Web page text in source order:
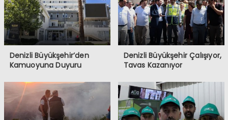
Denizli Büyükşehir’den
Kamuoyuna Duyuru
Denizli Büyükşehir Çalışıyor,
Tavas Kazanıyor